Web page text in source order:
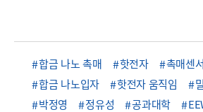
합금 나노 촉매 핫전자
촉매센서
합금 나노입자
핫전자 움직임
박정영
정유성 공과대학